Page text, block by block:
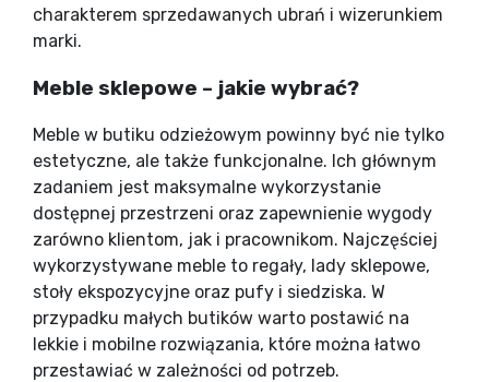
charakterem sprzedawanych ubrań i wizerunkiem
marki.
Meble sklepowe – jakie wybrać?
Meble w butiku odzieżowym powinny być nie tylko
estetyczne, ale także funkcjonalne. Ich głównym
zadaniem jest maksymalne wykorzystanie
dostępnej przestrzeni oraz zapewnienie wygody
zarówno klientom, jak i pracownikom. Najczęściej
wykorzystywane meble to regały, lady sklepowe,
stoły ekspozycyjne oraz pufy i siedziska. W
przypadku małych butików warto postawić na
lekkie i mobilne rozwiązania, które można łatwo
przestawiać w zależności od potrzeb.